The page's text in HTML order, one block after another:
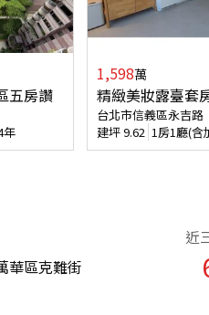
五房讚
年
1,598萬
精緻美妝露臺套
台北市信義區永吉路
建坪9.62 1房1廳(含
華區克難街
近